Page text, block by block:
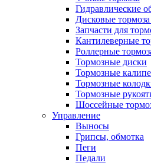
Гидравлические
Дисковые
Запчасти для
Кантилеверные
Роллерные
Тормозные диски
Тормозные
Тормозные
Тормозные
Шоссейные
Управление
Выносы
Грипсы, обмотка
Пеги
Педали